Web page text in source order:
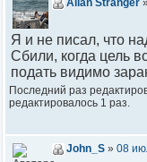
Alian Stranger »
Я и не писал, что
Сбили, когда цель
подать видимо
Последний раз
редактировалось 1 раз.
John_S » 08